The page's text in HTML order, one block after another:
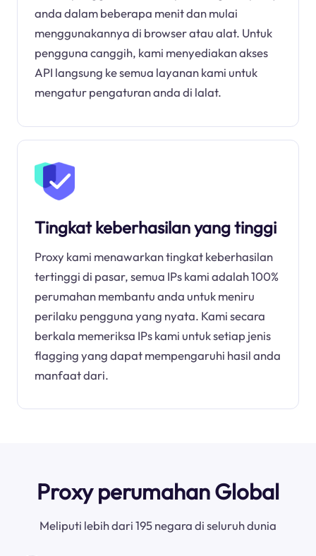
anda dalam beberapa menit dan mulai
menggunakannya di browser atau alat. Untuk
pengguna canggih, kami menyediakan akses
API langsung ke semua layanan kami untuk
mengatur pengaturan anda di lalat.
Tingkat keberhasilan yang tinggi
Proxy kami menawarkan tingkat keberhasilan
tertinggi di pasar, semua IPs kami adalah 100%
perumahan membantu anda untuk meniru
perilaku pengguna yang nyata. Kami secara
berkala memeriksa IPs kami untuk setiap jenis
flagging yang dapat mempengaruhi hasil anda
manfaat dari.
Proxy perumahan Global
Meliputi lebih dari 195 negara di seluruh dunia